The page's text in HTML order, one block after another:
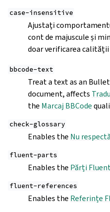
case-insensitive
Ajustați
cont de majuscule și
doar verificarea calității
bbcode-text
Treat a text as an
document, affects
the Marcaj BBCode
check-glossary
Enables the Nu
fluent-parts
Enables the Părți
fluent-references
Enables the Referințe